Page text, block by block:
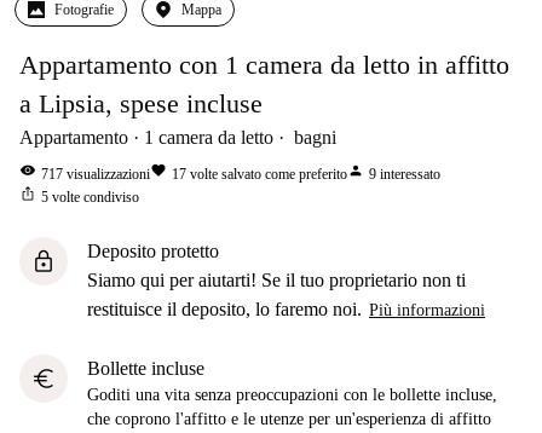
Fotografie Mappa
Appartamento con 1 camera da letto in affitto
a Lipsia, spese incluse
Appartamento 1 camera da letto bagni
visibility 717 visualizzazionifavorite 17 volte salvato come preferitoperson 9 interessato
ios_share 5 volte condiviso
lock
Deposito protetto
Siamo qui per aiutarti! Se il tuo proprietario non ti
restituisce il deposito, lo faremo noi. Più informazioni
euro Bollette incluse
Goditi una vita senza preoccupazioni con le bollette incluse,
che coprono l'affitto e le utenze per un'esperienza di affitto